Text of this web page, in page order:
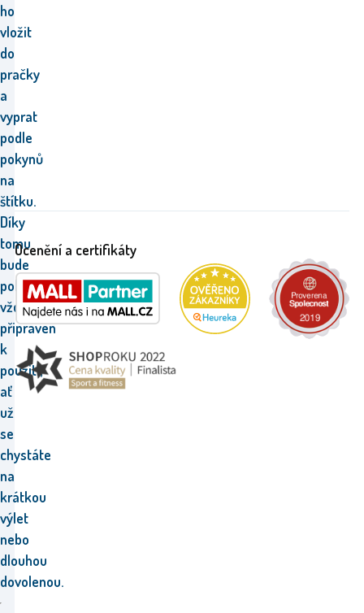
ho
vložit
do
pračky
a
vyprat
podle
pokynů
na
štítku.
Díky
tomu
bude
polštář
vždy
připraven
k
použití,
ať
už
se
chystáte
na
krátkou
výlet
nebo
dlouhou
dovolenou.
Ocenění a certifikáty